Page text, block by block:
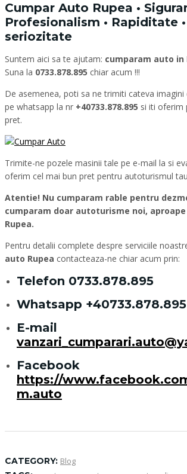
Cumpar Auto Rupea •
Profesionalism • Rapiditate
seriozitate
Suntem aici sa te ajutam: cumparam auto in
Suna la 0733.878.895 chiar acum !!!
De asemenea, poti sa ne trimiti cateva
pe whatsapp la nr +40733.878.895 si iti oferim
pret.
Trimite-ne pozele masinii tale pe e-mail la si
oferim cel mai bun pret pentru autoturismul
Atentie! Nu cumparam rable pentru
cumparam doar autoturisme noi,
Rupea.
Pentru detalii complete despre serviciile
auto Rupea contacteaza-ne chiar acum prin:
Telefon 0733.878.895
Whatsapp +40733.878.895
E-mail
Facebook
https://
m.auto
CATEGORY: Blog